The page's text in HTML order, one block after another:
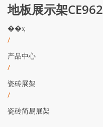
地板展示架CE962
��ҳ
/
产品中心
/
瓷砖展架
/
瓷砖简易展架